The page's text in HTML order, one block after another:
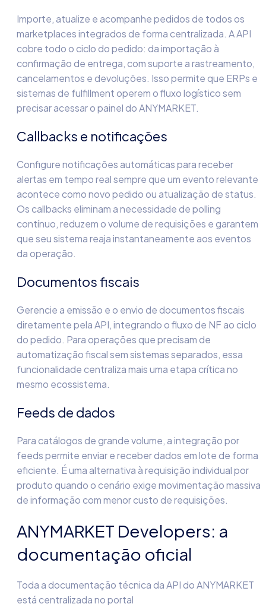
Importe, atualize e acompanhe pedidos de todos os
marketplaces integrados de forma centralizada. A API
cobre todo o ciclo do pedido: da importação à
confirmação de entrega, com suporte a rastreamento,
cancelamentos e devoluções. Isso permite que ERPs e
sistemas de fulfillment operem o fluxo logístico sem
precisar acessar o painel do ANYMARKET.
Callbacks e notificações
Configure notificações automáticas para receber
alertas em tempo real sempre que um evento relevante
acontece como novo pedido ou atualização de status.
Os callbacks eliminam a necessidade de polling
contínuo, reduzem o volume de requisições e garantem
que seu sistema reaja instantaneamente aos eventos
da operação.
Documentos fiscais
Gerencie a emissão e o envio de documentos fiscais
diretamente pela API, integrando o fluxo de NF ao ciclo
do pedido. Para operações que precisam de
automatização fiscal sem sistemas separados, essa
funcionalidade centraliza mais uma etapa crítica no
mesmo ecossistema.
Feeds de dados
Para catálogos de grande volume, a integração por
feeds permite enviar e receber dados em lote de forma
eficiente. É uma alternativa à requisição individual por
produto quando o cenário exige movimentação massiva
de informação com menor custo de requisições.
ANYMARKET Developers: a
documentação oficial
Toda a documentação técnica da API do ANYMARKET
está centralizada no portal